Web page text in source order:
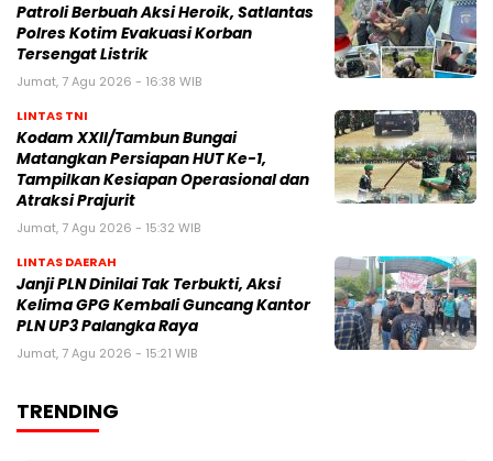
Patroli Berbuah Aksi Heroik, Satlantas
Polres Kotim Evakuasi Korban
Tersengat Listrik
Jumat, 7 Agu 2026 - 16:38 WIB
LINTAS TNI
Kodam XXII/Tambun Bungai
Matangkan Persiapan HUT Ke-1,
Tampilkan Kesiapan Operasional dan
Atraksi Prajurit
Jumat, 7 Agu 2026 - 15:32 WIB
LINTAS DAERAH
Janji PLN Dinilai Tak Terbukti, Aksi
Kelima GPG Kembali Guncang Kantor
PLN UP3 Palangka Raya
Jumat, 7 Agu 2026 - 15:21 WIB
TRENDING